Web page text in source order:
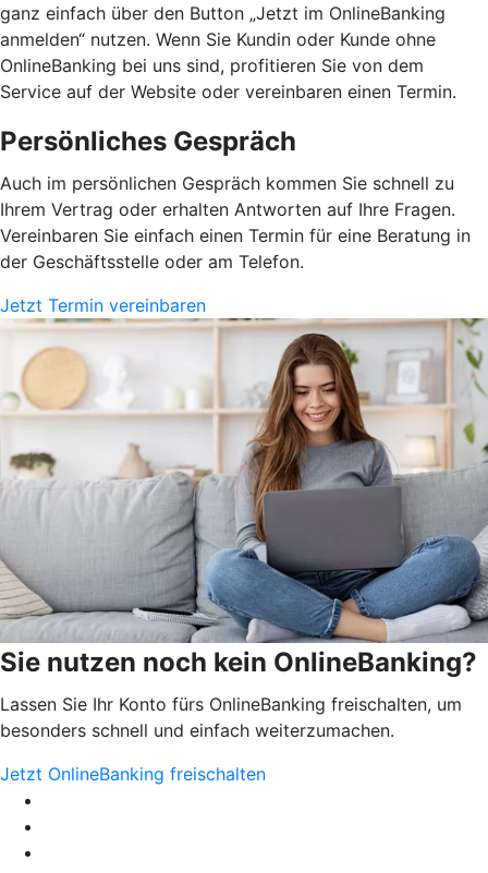
ganz einfach über den Button „Jetzt im OnlineBanking
anmelden“ nutzen. Wenn Sie Kundin oder Kunde ohne
OnlineBanking bei uns sind, profitieren Sie von dem
Service auf der Website oder vereinbaren einen Termin.
Persönliches Gespräch
Auch im persönlichen Gespräch kommen Sie schnell zu
Ihrem Vertrag oder erhalten Antworten auf Ihre Fragen.
Vereinbaren Sie einfach einen Termin für eine Beratung in
der Geschäftsstelle oder am Telefon.
Jetzt Termin vereinbaren
Sie nutzen noch kein OnlineBanking?
Lassen Sie Ihr Konto fürs OnlineBanking freischalten, um
besonders schnell und einfach weiterzumachen.
Jetzt OnlineBanking freischalten